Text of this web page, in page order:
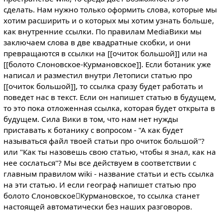
сделать. Нам нужно только оформить слова, которые мы
хотим расширить и о которых мы хотим узнать больше,
как внутренние ссылки. По правилам MediaВики мы
заключаем слова в две квадратные скобки, и они
превращаются в ссылки на [[очиток большой]] или на
[[болото Слоновское-Курмановское]]. Если ботаник уже
написал и разместил внутри Летописи статью про
[[очиток большой]], то ссылка сразу будет работать и
поведет нас в текст. Если он напишет статью в будущем,
то это пока отложенная ссылка, которая будет открыта в
будущем. Сила Вики в том, что нам нет нужды
приставать к ботанику с вопросом - "А как будет
называться файл твоей статьи про очиток большой"?
или "Как ты назовешь свою статью, чтобы я знал, как на
нее сослаться"? Мы все действуем в соответствии с
главным правилом wiki - название статьи и есть ссылка
на эти статью. И если географ напишет статью про
болото СлоновскоеКурмановское, то ссылка станет
настоящей автоматически без наших разговоров.